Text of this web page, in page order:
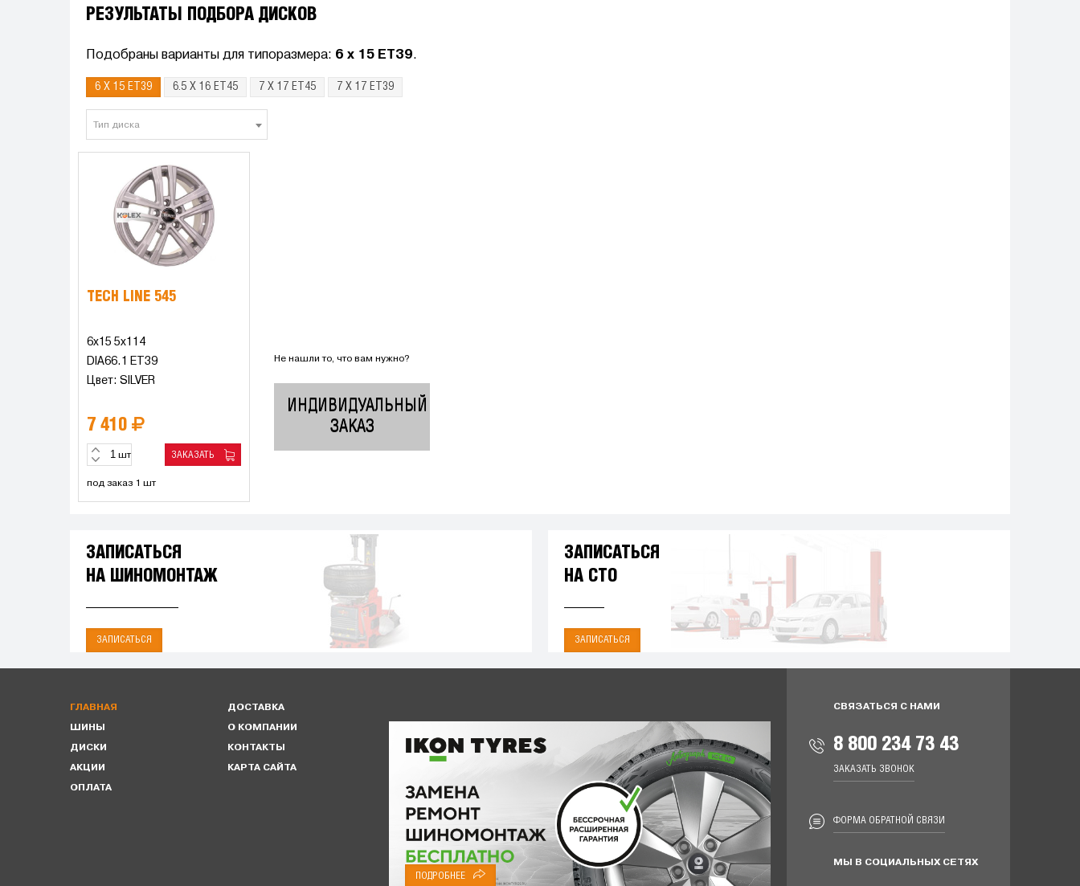
РЕЗУЛЬТАТЫ ПОДБОРА ДИСКОВ
Подобраны варианты для типоразмера: 6 x 15 ET39.
6 X 15 ET39 6.5 X 16 ET45 7 X 17 ET45 7 X 17 ET39
Тип диска
TECH LINE 545
6x15 5x114
DIA66.1 ET39
Цвет: SILVER
7 410
шт ЗАКАЗАТЬ
под заказ 1 шт
Не нашли то, что вам нужно?
ИНДИВИДУАЛЬНЫЙ
ЗАКАЗ
ЗАПИСАТЬСЯ
НА ШИНОМОНТАЖ
ЗАПИСАТЬСЯ
ЗАПИСАТЬСЯ
НА СТО
ЗАПИСАТЬСЯ
ГЛАВНАЯ
ШИНЫ
ДИСКИ
АКЦИИ
ОПЛАТА
ДОСТАВКА
О КОМПАНИИ
КОНТАКТЫ
КАРТА САЙТА
ПОДРОБНЕЕ
СВЯЗАТЬСЯ С НАМИ
8 800 234 73 43
ЗАКАЗАТЬ ЗВОНОК
ФОРМА ОБРАТНОЙ СВЯЗИ
МЫ В СОЦИАЛЬНЫХ СЕТЯХ